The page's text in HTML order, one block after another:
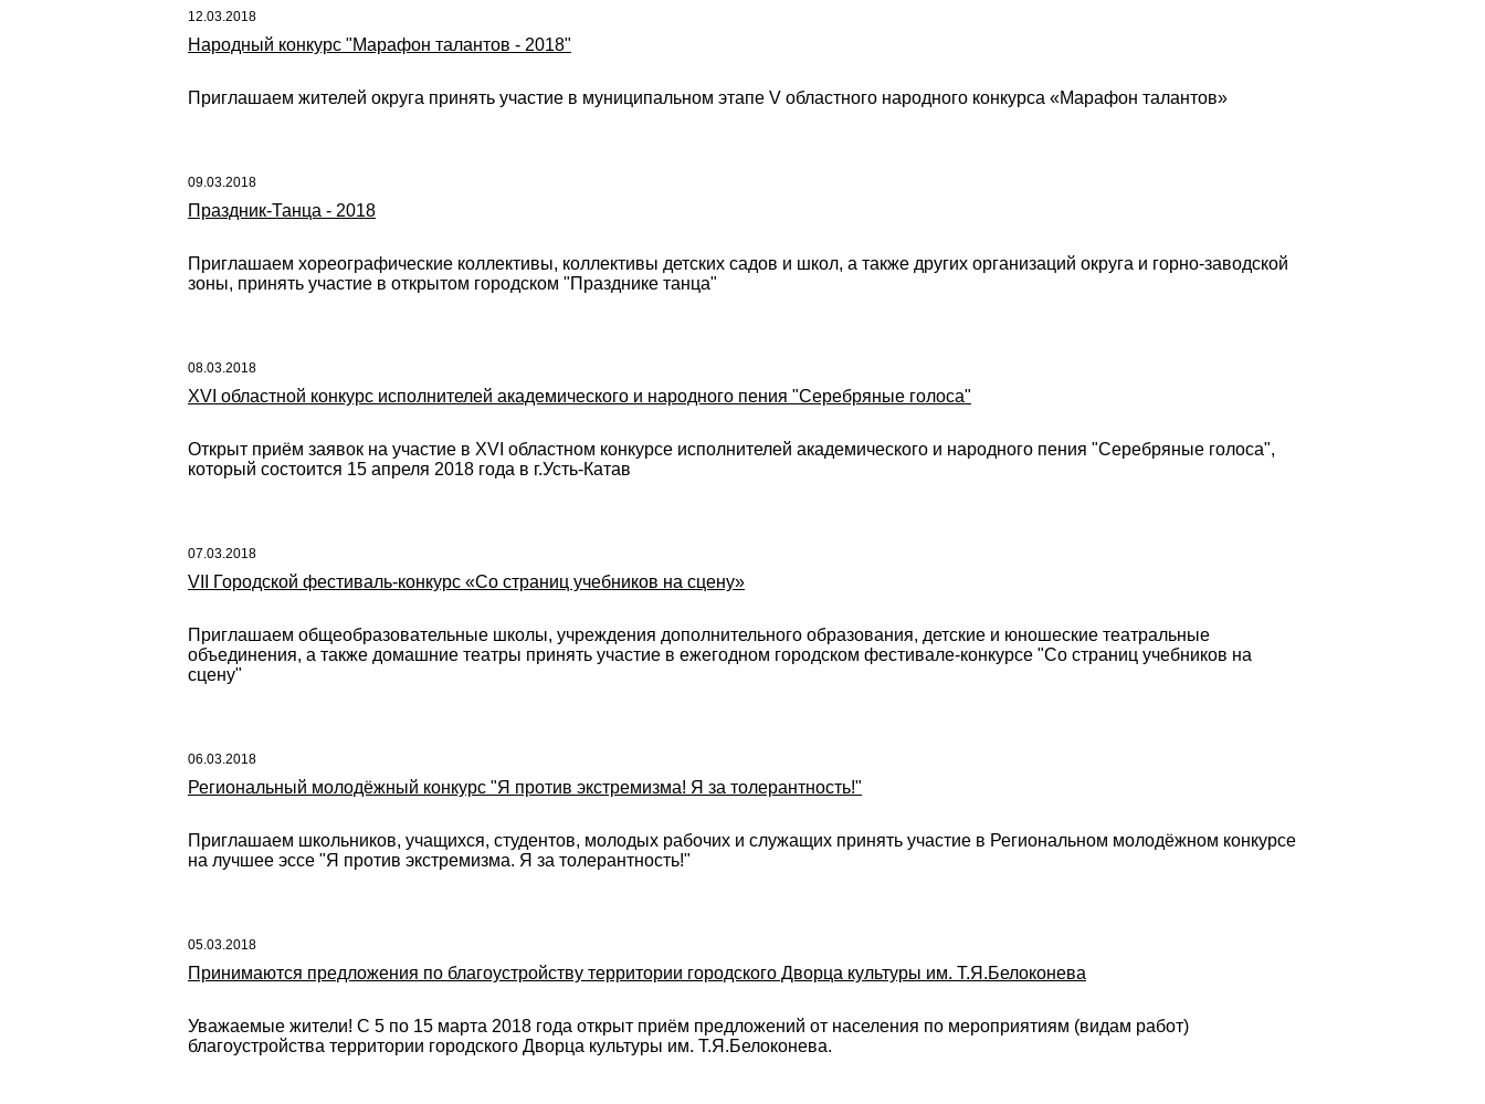
12.03.2018
Народный конкурс "Марафон талантов - 2018"
Приглашаем жителей округа принять участие в муниципальном этапе V областного народного конкурса «Марафон талантов»
09.03.2018
Праздник-Танца - 2018
Приглашаем хореографические коллективы, коллективы детских садов и школ, а также других организаций округа и горно-заводской
зоны, принять участие в открытом городском "Празднике танца"
08.03.2018
XVI областной конкурс исполнителей академического и народного пения "Серебряные голоса"
Открыт приём заявок на участие в XVI областном конкурсе исполнителей академического и народного пения "Серебряные голоса",
который состоится 15 апреля 2018 года в г.Усть-Катав
07.03.2018
VII Городской фестиваль-конкурс «Со страниц учебников на сцену»
Приглашаем общеобразовательные школы, учреждения дополнительного образования, детские и юношеские театральные
объединения, а также домашние театры принять участие в ежегодном городском фестивале-конкурсе "Со страниц учебников на
сцену"
06.03.2018
Региональный молодёжный конкурс "Я против экстремизма! Я за толерантность!"
Приглашаем школьников, учащихся, студентов, молодых рабочих и служащих принять участие в Региональном молодёжном конкурсе
на лучшее эссе "Я против экстремизма. Я за толерантность!"
05.03.2018
Принимаются предложения по благоустройству территории городского Дворца культуры им. Т.Я.Белоконева
Уважаемые жители! С 5 по 15 марта 2018 года открыт приём предложений от населения по мероприятиям (видам работ)
благоустройства территории городского Дворца культуры им. Т.Я.Белоконева.